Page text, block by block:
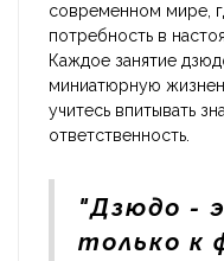
современном мире,
потребность в
Каждое занятие
миниатюрную
учитесь впитывать
ответственность.
"Дзюдо -
только к